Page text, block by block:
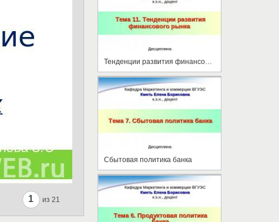
1 из 21
Тенденции развития финансового рынка
Сбытовая политика банка